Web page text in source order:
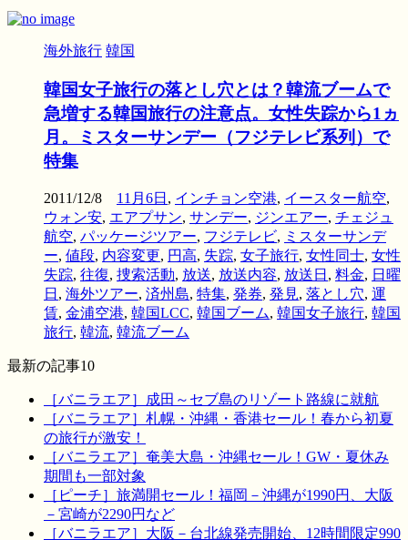
海外旅行 韓国
韓国女子旅行の落とし穴とは？韓流ブームで
急増する韓国旅行の注意点。女性失踪から1ヵ
月。ミスターサンデー（フジテレビ系列）で
特集
2011/12/8 11月6日 , インチョン空港, イースター航空,
ウォン安, エアプサン, サンデー, ジンエアー, チェジュ
航空, パッケージツアー, フジテレビ, ミスターサンデ
ー, 値段, 内容変更, 円高, 失踪, 女子旅行, 女性同士, 女性
失踪, 往復, 捜索活動, 放送, 放送内容, 放送日 , 料金, 日曜
日 , 海外ツアー, 済州島, 特集, 発券, 発見, 落とし穴, 運
賃, 金浦空港, 韓国LCC, 韓国ブーム, 韓国女子旅行, 韓国
旅行, 韓流, 韓流ブーム
最新の記事10
［バニラエア］成田～セブ島のリゾート路線に就航
［バニラエア］札幌・沖縄・香港セール！春から初夏
の旅行が激安！
［バニラエア］奄美大島・沖縄セール！GW・夏休み
期間も一部対象
［ピーチ］旅満開セール！福岡－沖縄が1990円、大阪
－宮崎が2290円など
［バニラエア］大阪－台北線発売開始、12時間限定990